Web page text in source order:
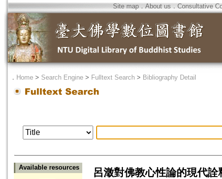
Site map．About us ． Consultative
． Home > Search Engine > Fulltext Search > Bibliography Detail
Available resources 呂澂對佛教心性論的現代詮